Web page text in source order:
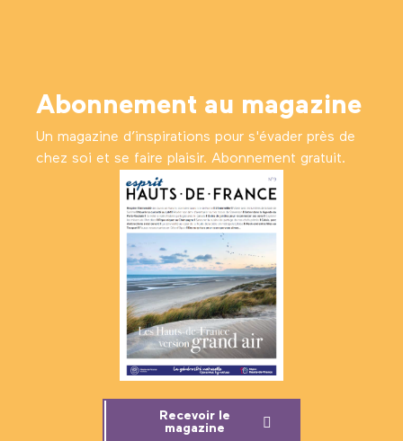
Abonnement au magazine
Un magazine d’inspirations pour s'évader près de
chez soi et se faire plaisir. Abonnement gratuit.
Recevoir le
magazine